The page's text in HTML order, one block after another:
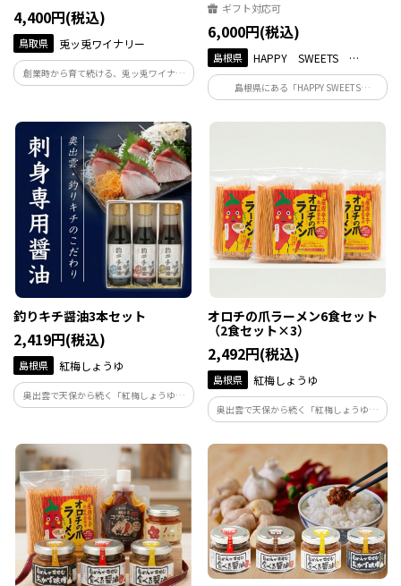
4,400円(税込)
鳥取県 兎ッ兎ワイナリー
創業時から育て続ける、兎ッ兎ワイナリ
ーのクラシック「ヤマブラン」。 鳥取の
育て、その美味しさをそのままに映した
ワイン造りを貫いてきた、歴史の結晶で
す。
ギフト対応可
6,000円(税込)
島根県
HAPPY SWEETS
FACTORY
島根県にある「HAPPY SWEETS
FACTORY」が手がけるふんわりしっとり
生地に濃厚生クリームをたっぷりとサン
さです。
釣りキチ醤油3本セット
2,419円(税込)
島根県 紅梅しょうゆ
奥出雲で天保から続く「紅梅しょうゆ」
が手がける「釣りキチ醤油3本セット」で
引き出すために老舗が本気で造った専用
醤油。釣り上げた最高の一匹を、究極の
味で楽しめます。
オロチの爪ラーメン6食セット
（2食セット×3）
2,492円(税込)
島根県 紅梅しょうゆ
奥出雲で天保から続く「紅梅しょうゆ」
がプロデュースした「オロチの爪ラーメ
ン」です。希少な地元産唐辛子の鮮烈な辛
みを、醤油屋の目利きで選んだ濃厚味噌
が包み込む。素材の旨みが際立つ、特別
な旨辛麺です。